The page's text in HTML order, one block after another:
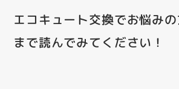
エコキュート交換でお悩み
まで読んでみてください！